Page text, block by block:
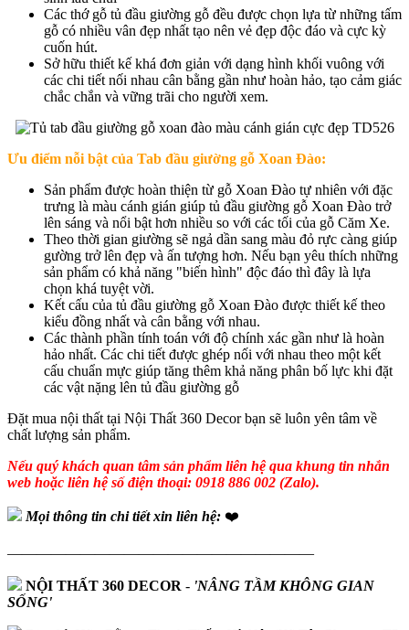
Các thớ gỗ tủ đầu giường gỗ đều được chọn lựa từ những tấm
gỗ có nhiều vân đẹp nhất tạo nên vẻ đẹp độc đáo và cực kỳ
cuốn hút.
Sở hữu thiết kế khá đơn giản với dạng hình khối vuông với
các chi tiết nối nhau cân bằng gần như hoàn hảo, tạo cảm giác
chắc chắn và vững trãi cho người xem.
Ưu điểm nỗi bật của Tab đầu giường gỗ Xoan Đào:
Sản phẩm được hoàn thiện từ gỗ Xoan Đào tự nhiên với đặc
trưng là màu cánh gián giúp tủ đầu giường gỗ Xoan Đào trở
lên sáng và nổi bật hơn nhiều so với các tối của gỗ Căm Xe.
Theo thời gian giường sẽ ngả dần sang màu đỏ rực càng giúp
gường trở lên đẹp và ấn tượng hơn. Nếu bạn yêu thích những
sản phẩm có khả năng "biến hình" độc đáo thì đây là lựa
chọn khá tuyệt vời.
Kết cấu của tủ đầu giường gỗ Xoan Đào được thiết kế theo
kiểu đồng nhất và cân bằng với nhau.
Các thành phần tính toán với độ chính xác gần như là hoàn
hảo nhất. Các chi tiết được ghép nối với nhau theo một kết
cấu chuẩn mực giúp tăng thêm khả năng phân bố lực khi đặt
các vật nặng lên tủ đầu giường gỗ
Đặt mua nội thất tại Nội Thất 360 Decor bạn sẽ luôn yên tâm về
chất lượng sản phẩm.
Nếu quý khách quan tâm sản phẩm liên hệ qua khung tin nhắn
web hoặc liên hệ số điện thoại: 0918 886 002 (Zalo).
Mọi thông tin chi tiết xin liên hệ: ❤️
—————————————————————
NỘI THẤT 360 DECOR - 'NÂNG TẦM KHÔNG GIAN
SỐNG'